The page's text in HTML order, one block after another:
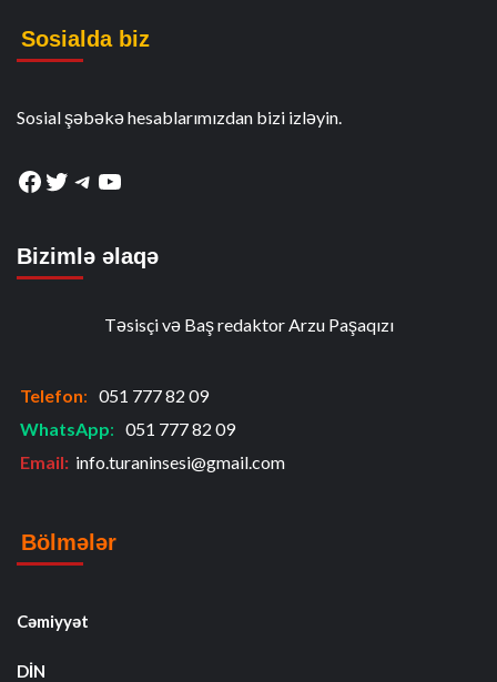
Sosialda biz
Sosial şəbəkə hesablarımızdan bizi izləyin.
Facebook
Twitter
Telegram
YouTube
Bizimlə əlaqə
Təsisçi və Baş redaktor Arzu Paşaqızı
Telefon: 051 777 82 09
WhatsApp: 051 777 82 09
Email: info.turaninsesi@gmail.com
Bölmələr
Cəmiyyət
DİN